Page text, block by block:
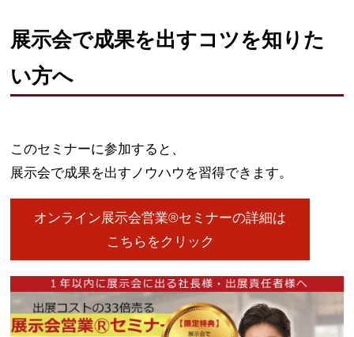
展示会で成果を出すコツを知りた
い方へ
このセミナーに参加すると、
展示会で成果を出すノウハウを習得できます。
オンライン展示会営業®セミナーの詳細は
こちらをクリック